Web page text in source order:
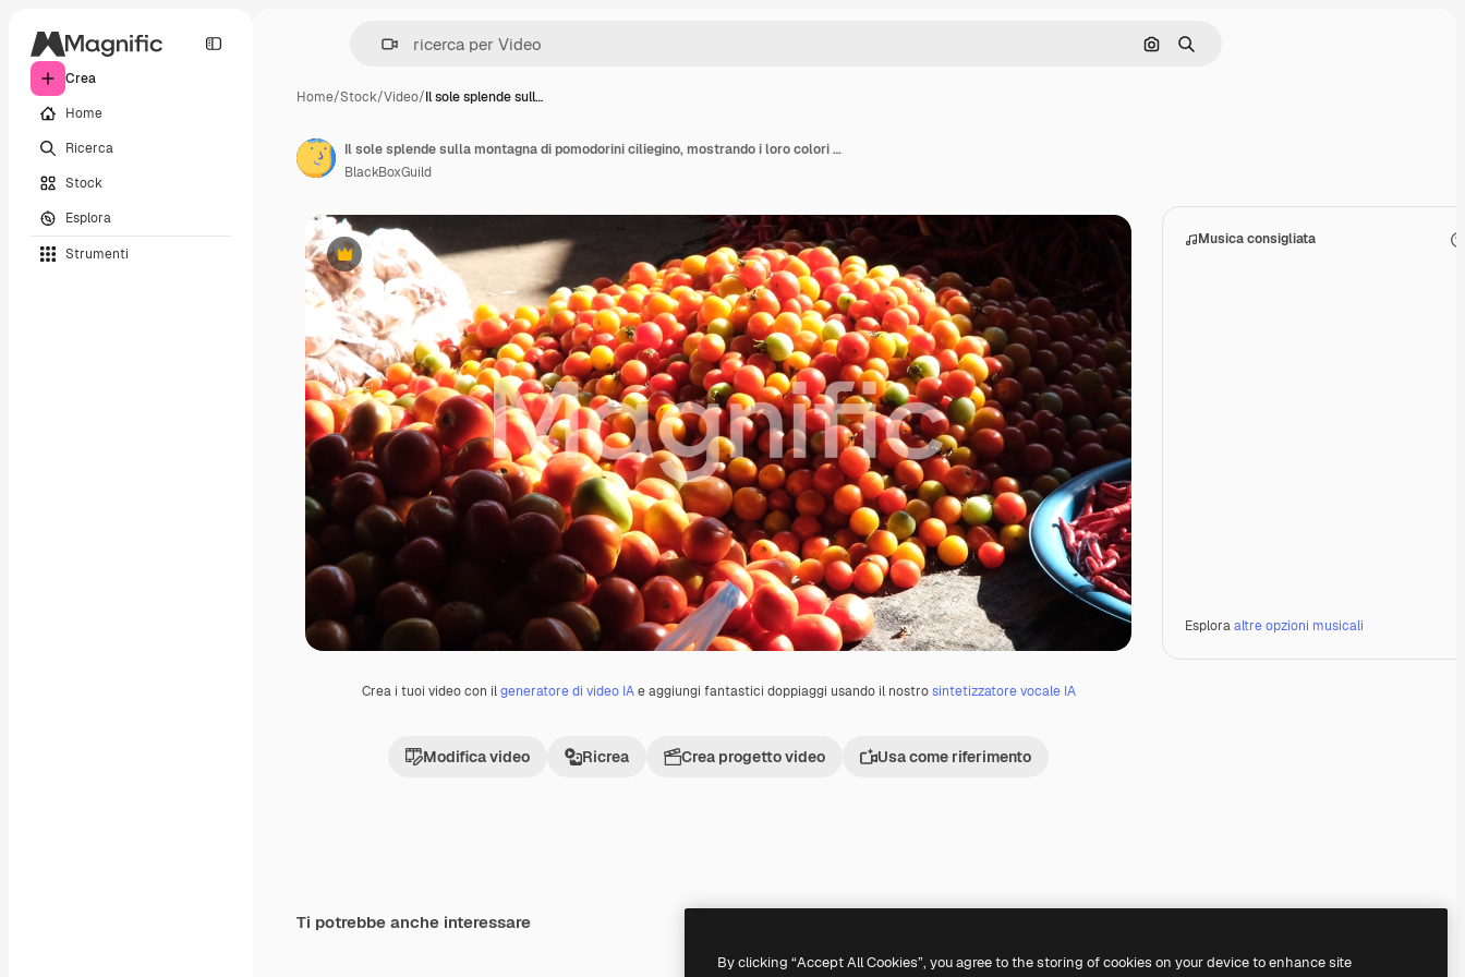
Crea
Home
Ricerca
Stock
Esplora
Strumenti
Cerca per immagine
Ricerca
Home/Stock/Video/Il sole splende sull…
Premium
Crea i tuoi video con ilgeneratore di video IAe aggiungi fantastici doppiaggi usando il nostrosintetizzatore vocale IA
Modifica video Ricrea Crea progetto video Usa come riferimento
Musica consigliata
Esploraaltre opzioni musicali
Il sole splende sulla montagna di pomodorini ciliegino, mostrando i loro colori vivaci
BlackBoxGuild
Ti potrebbe anche interessare
By clicking “Accept All Cookies”, you agree to the storing of cookies on your device to enhance site